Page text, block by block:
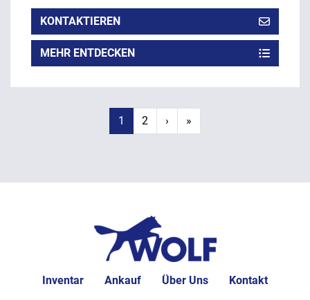
KONTAKTIEREN
MEHR ENTDECKEN
1 2 › »
Inventar Ankauf Über Uns Kontakt